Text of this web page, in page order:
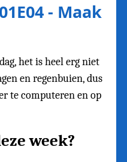
- Maak
het is heel erg niet
en regenbuien, dus
te computeren en op
week?